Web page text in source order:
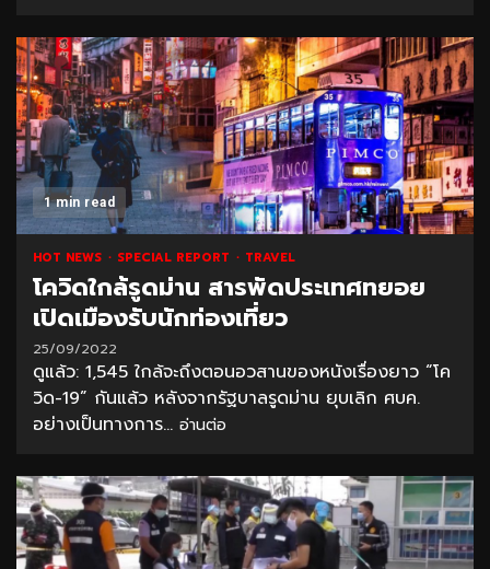
1 min read
HOT NEWS SPECIAL REPORT TRAVEL
โควิดใกล้รูดม่าน สารพัดประเทศทยอย
เปิดเมืองรับนักท่องเที่ยว
25/09/2022
ดูแล้ว: 1,545 ใกล้จะถึงตอนอวสานของหนังเรื่องยาว “โค
วิด-19” กันแล้ว หลังจากรัฐบาลรูดม่าน ยุบเลิก ศบค.
อย่างเป็นทางการ... อ่านต่อ